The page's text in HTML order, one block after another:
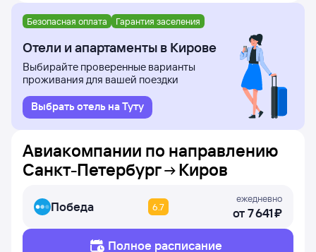
Безопасная оплата Гарантия заселения
Отели и апартаменты в Кирове
Выбирайте проверенные варианты
проживания для вашей поездки
Выбрать отель на Туту
Авиакомпании по направлению
Санкт-Петербург
Киров
Победа 6.7
ежедневно
от7 ⁠641 ⁠₽
Полное расписание